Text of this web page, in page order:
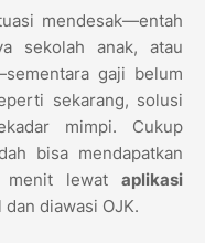
mendesak—entah
sekolah anak, atau
gaji belum
sekarang, solusi
mimpi. Cukup
bisa mendapatkan
menit lewat aplikasi
dan diawasi OJK.